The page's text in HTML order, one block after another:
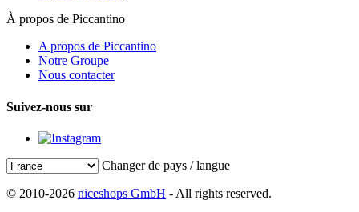
À propos de Piccantino
A propos de Piccantino
Notre Groupe
Nous contacter
Suivez-nous sur
Changer de pays / langue
© 2010-2026 niceshops GmbH - All rights reserved.